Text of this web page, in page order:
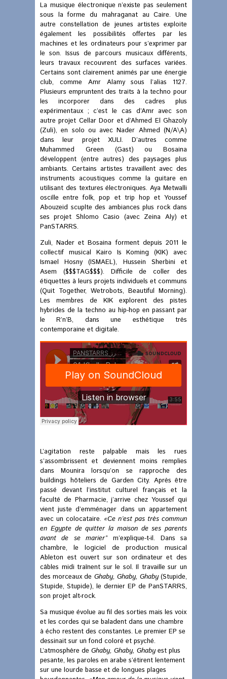
La musique électronique n’existe pas seulement
sous la forme du mahraganat au Caire. Une
autre constellation de jeunes artistes exploite
également les possibilités offertes par les
machines et les ordinateurs pour s’exprimer par
le son. Issus de parcours musicaux différents,
leurs travaux recouvrent des surfaces variées.
Certains sont clairement animés par une énergie
club, comme Amr Alamy sous l’alias 1127.
Plusieurs empruntent des traits à la techno pour
les incorporer dans des cadres plus
expérimentaux ; c’est le cas d’Amr avec son
autre projet Cellar Door et d’Ahmed El Ghazoly
(Zuli), en solo ou avec Nader Ahmed (N/A\A)
dans leur projet XULI. D’autres comme
Muhammed Green (Gast) ou Bosaina
développent (entre autres) des paysages plus
ambiants. Certains artistes travaillent avec des
instruments acoustiques comme la guitare en
utilisant des textures électroniques. Aya Metwalli
oscille entre folk, pop et trip hop et Youssef
Abouzeid scuplte des ambiances plus rock dans
ses projet Shlomo Casio (avec Zeina Aly) et
PanSTARRS.
Zuli, Nader et Bosaina forment depuis 2011 le
collectif musical Kairo Is Koming (KIK) avec
Ismael Hosny (ISMAEL), Hussein Sherbini et
Asem ($$$TAG$$$). Difficile de coller des
étiquettes à leurs projets individuels et communs
(Quit Together, Wetrobots, Beautiful Morning).
Les membres de KIK explorent des pistes
hybrides de la techno au hip-hop en passant par
le R’n’B, dans une esthétique très
contemporaine et digitale.
L’agitation reste palpable mais les rues
s’assombrissent et deviennent moins remplies
dans Mounira lorsqu’on se rapproche des
buildings hôteliers de Garden City. Après être
passé devant l’institut culturel français et la
faculté de Pharmacie, j’arrive chez Youssef qui
vient juste d’emménager dans un appartement
avec un colocataire. «Ce n’est pas très commun
en Egypte de quitter la maison de ses parents
avant de se marier’’ m’explique-t-il. Dans sa
chambre, le logiciel de production musical
Ableton est ouvert sur son ordinateur et des
câbles midi traînent sur le sol. Il travaille sur un
des morceaux de Ghaby, Ghaby, Ghaby(Stupide,
Stupide, Stupide), le dernier EP de PanSTARRS,
son projet alt-rock.
Sa musique évolue au fil des sorties mais les voix
et les cordes qui se baladent dans une chambre
à écho restent des constantes. Le premier EP se
dessinait sur un fond coloré et psyché.
L’atmosphère de Ghaby, Ghaby, Ghabyest plus
pesante, les paroles en arabe s’étirent lentement
sur une lourde basse et de longues plages